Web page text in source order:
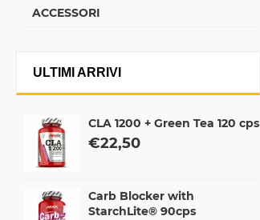
ACCESSORI
ULTIMI ARRIVI
CLA 1200 + Green Tea 120 cps
€22,50
Carb Blocker with
StarchLite® 90cps